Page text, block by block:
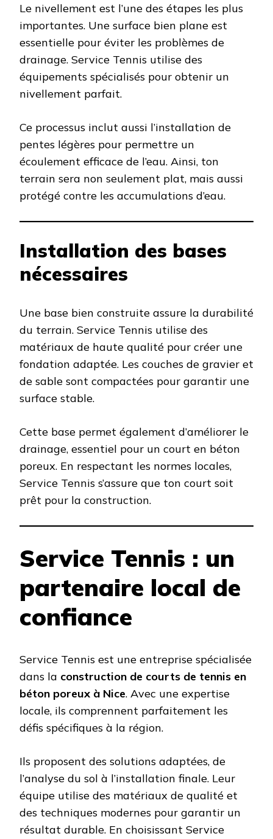
Le nivellement est l’une des étapes les plus
importantes. Une surface bien plane est
essentielle pour éviter les problèmes de
drainage. Service Tennis utilise des
équipements spécialisés pour obtenir un
nivellement parfait.
Ce processus inclut aussi l’installation de
pentes légères pour permettre un
écoulement efficace de l’eau. Ainsi, ton
terrain sera non seulement plat, mais aussi
protégé contre les accumulations d’eau.
Installation des bases
nécessaires
Une base bien construite assure la durabilité
du terrain. Service Tennis utilise des
matériaux de haute qualité pour créer une
fondation adaptée. Les couches de gravier et
de sable sont compactées pour garantir une
surface stable.
Cette base permet également d’améliorer le
drainage, essentiel pour un court en béton
poreux. En respectant les normes locales,
Service Tennis s’assure que ton court soit
prêt pour la construction.
Service Tennis : un
partenaire local de
confiance
Service Tennis est une entreprise spécialisée
dans la construction de courts de tennis en
béton poreux à Nice. Avec une expertise
locale, ils comprennent parfaitement les
défis spécifiques à la région.
Ils proposent des solutions adaptées, de
l’analyse du sol à l’installation finale. Leur
équipe utilise des matériaux de qualité et
des techniques modernes pour garantir un
résultat durable. En choisissant Service